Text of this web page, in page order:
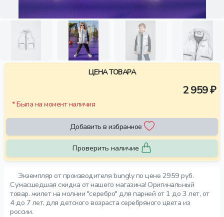
Экземпляр от производителя bungly по цене 2959 руб.
Сумасшедшая скидка от нашего магазина! Оригинальный
товар. жилет на молнии "серебро" для парней от 1 до 3 лет, от
4 до 7 лет, для детского возраста серебряного цвета из
россии.
ЦЕНА ТОВАРА
2 959 ₽
* Была на момент наличия
Добавить в избранное
Проверить наличие